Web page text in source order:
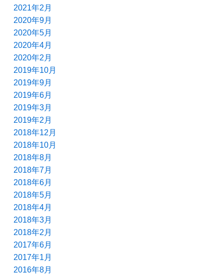
2021年2月
2020年9月
2020年5月
2020年4月
2020年2月
2019年10月
2019年9月
2019年6月
2019年3月
2019年2月
2018年12月
2018年10月
2018年8月
2018年7月
2018年6月
2018年5月
2018年4月
2018年3月
2018年2月
2017年6月
2017年1月
2016年8月